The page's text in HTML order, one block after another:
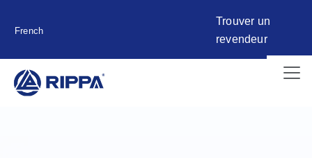
French
Trouver un
revendeur